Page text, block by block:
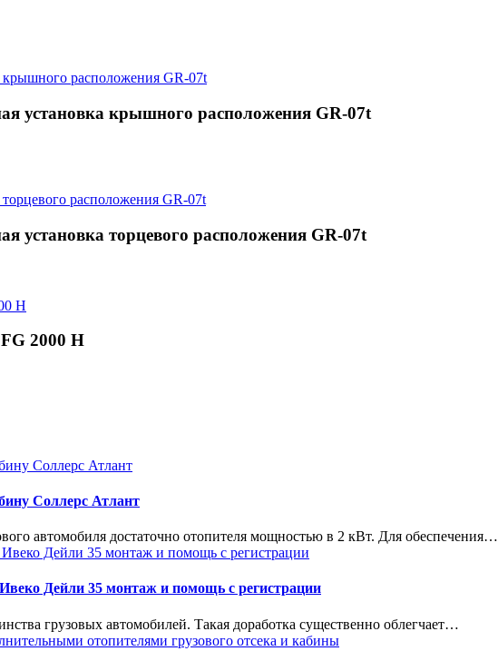
установка крышного расположения GR-07t
установка торцевого расположения GR-07t
2000 H
Соллерс Атлант
автомобиля достаточно отопителя мощностью в 2 кВт. Для обеспечения…
Дейли 35 монтаж и помощь с регистрации
грузовых автомобилей. Такая доработка существенно облегчает…